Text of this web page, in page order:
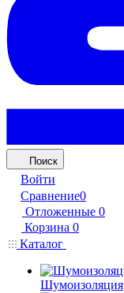
Поиск
Войти
Сравнение0
Отложенные 0
Корзина 0
Каталог
Шумоизоляция